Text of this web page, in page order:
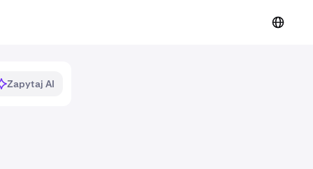
Zapytaj AI